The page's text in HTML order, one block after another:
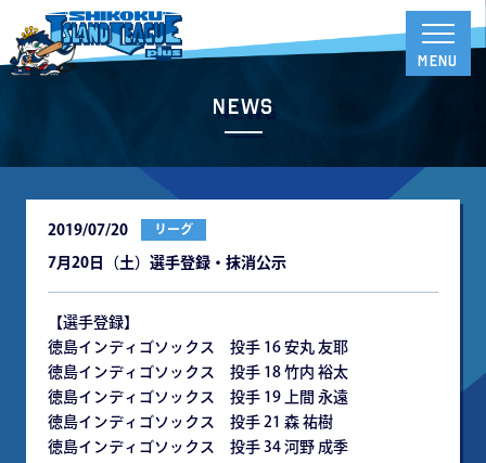
News
2019/07/20 リーグ
7月20日（土）選手登録・抹消公示
【選手登録】
徳島インディゴソックス 投手 16 安丸 友耶
徳島インディゴソックス 投手 18 竹内 裕太
徳島インディゴソックス 投手 19 上間 永遠
徳島インディゴソックス 投手 21 森 祐樹
徳島インディゴソックス 投手 34 河野 成季